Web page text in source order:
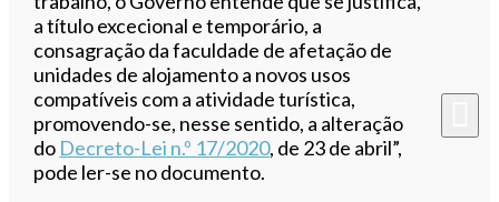
a título excecional e temporário, a
consagração da faculdade de afetação de
unidades de alojamento a novos usos
compatíveis com a atividade turística,
promovendo-se, nesse sentido, a alteração
do Decreto-Lei n.º 17/2020, de 23 de abril”,
pode ler-se no documento.